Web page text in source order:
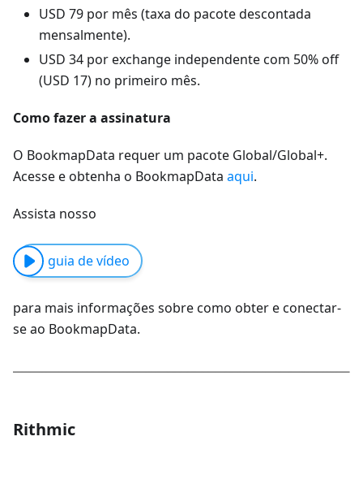
USD 79 por mês (taxa do pacote descontada
mensalmente).
USD 34 por exchange independente com 50% off
(USD 17) no primeiro mês.
Como fazer a assinatura
O BookmapData requer um pacote Global/Global+.
Acesse e obtenha o BookmapData aqui.
Assista nosso
guia de vídeo
para mais informações sobre como obter e conectar-
se ao BookmapData.
Rithmic